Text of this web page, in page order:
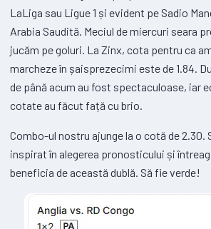
LaLiga sau Ligue 1 și evident pe Sadio
Arabia Saudită. Meciul de miercuri seara
jucăm pe goluri. La Zinx, cota pentru ca
marcheze în șaisprezecimi este de 1.84.
de până acum au fost spectaculoase, iar
cotate au făcut față cu brio.
Combo-ul nostru ajunge la o cotă de 2.30.
inspirat în alegerea pronosticului și
beneficia de această dublă. Să fie verde!